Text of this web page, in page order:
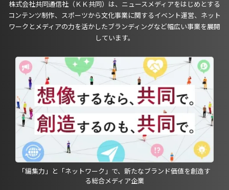
株式会社共同通信社（ＫＫ共同）は、ニュースメディアをはじめとする
コンテンツ制作、スポーツから文化事業に関するイベント運営、ネット
ワークとメディアの力を活かしたブランディングなど幅広い事業を展開
しています。
「編集力」と「ネットワーク」で、新たなブランド価値を創造す
る総合メディア企業